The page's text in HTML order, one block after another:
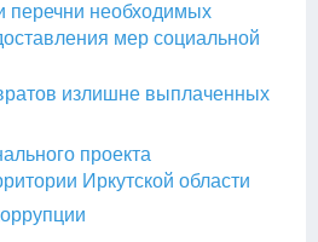
перечни необходимых
мер социальной
излишне выплаченных
проекта
Иркутской области